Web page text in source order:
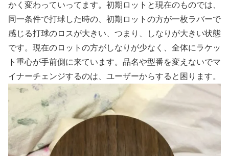
かく変わっていってます。初期ロットと現在のものでは、
同一条件で打球した時の、初期ロットの方が一枚ラバーで
感じる打球のロスが大きい、つまり、しなりが大きい状態
です。現在のロットの方がしなりが少なく、全体にラケッ
ト重心が手前側に来ています。品名や型番を変えないでマ
イナーチェンジするのは、ユーザーからすると困ります。